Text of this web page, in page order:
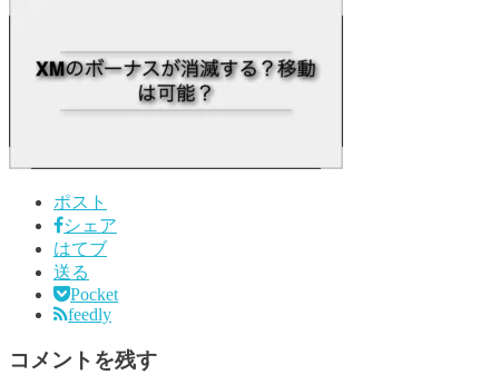
ポスト
シェア
はてブ
送る
Pocket
feedly
コメントを残す